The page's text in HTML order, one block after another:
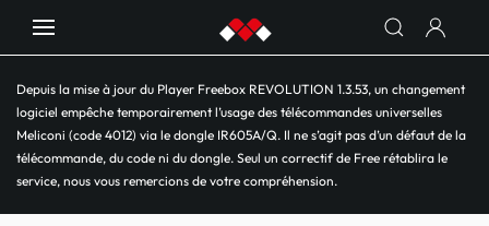
Depuis la mise à jour du Player Freebox REVOLUTION 1.3.53, un changement
logiciel empêche temporairement l’usage des télécommandes universelles
Meliconi (code 4012) via le dongle IR605A/Q. Il ne s’agit pas d’un défaut de la
télécommande, du code ni du dongle. Seul un correctif de Free rétablira le
service, nous vous remercions de votre compréhension.